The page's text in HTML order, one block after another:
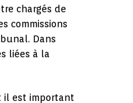
chargés de
commissions
Dans
liées à la
il est important